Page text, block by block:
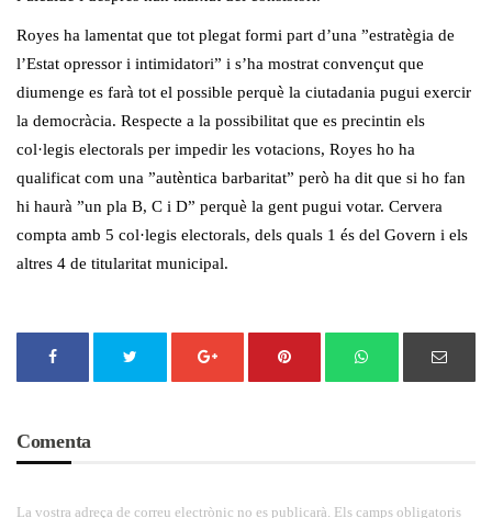
Royes ha lamentat que tot plegat formi part d’una ”estratègia de
l’Estat opressor i intimidatori” i s’ha mostrat convençut que
diumenge es farà tot el possible perquè la ciutadania pugui exercir
la democràcia. Respecte a la possibilitat que es precintin els
col·legis electorals per impedir les votacions, Royes ho ha
qualificat com una ”autèntica barbaritat” però ha dit que si ho fan
hi haurà ”un pla B, C i D” perquè la gent pugui votar. Cervera
compta amb 5 col·legis electorals, dels quals 1 és del Govern i els
altres 4 de titularitat municipal.
Comenta
La vostra adreça de correu electrònic no es publicarà. Els camps obligatoris